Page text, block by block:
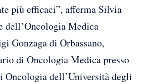
più efficaci”, afferma Silvia
dell’Oncologia Medica
Gonzaga di Orbassano,
di Oncologia Medica presso
dell’Università degli